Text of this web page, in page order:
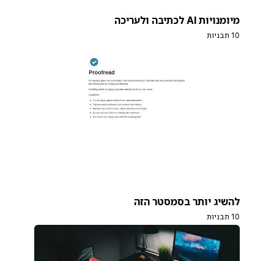
מיומנויות AI לכתיבה ולעריכה
10 תבניות
להשיג יותר בסמסטר הזה
10 תבניות